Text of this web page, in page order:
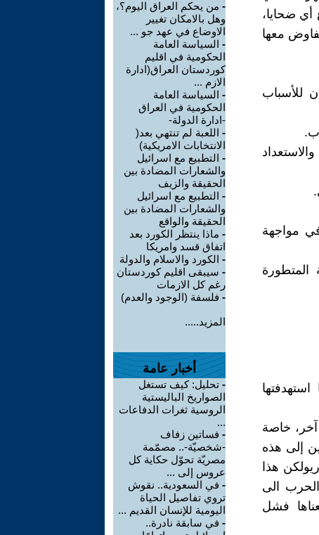
وقوع أي ضحايا،
معها
للأسباب
مواجهة
المتطورة
آخر، خاصة
إلى هذه
هذا
الى
فشل
- من يحكم العراق اليوم؟،
وهل بالامكان تغيير
الاوضاع في عهد جو ...
- السياسة العامة
الحكومية في اقليم
كوردستان العراق(ادارة
الازم ...
- السياسة العامة
الحكومية في العراق
-ادارة الدولة-
- اللعبة لم تنتهي بعد(
الانتخابات الامريكية)
- التطبيع مع اسرائيل
والشعارات المضادة بين
الحقيقة والزيف
- التطبيع مع اسرائيل
والشعارات المضادة بين
الحقيقة والواقع
- ماذا ينتظر الكورد بعد
اتفاق قسد وامريكا
- الكورد والاسلام والدولة
- سيبقى اقليم كوردستان
رغم كل الازمات
- فلسفة (الوجود والعدم)
المزيد.....
أخبار عامة
- تحليل: كيف تستغل
الصواريخ الباليستية
الروسية ثغرات الدفاعات
...
- فساتين زفاف
-شخصيّة-.. مصمّمة
مصريّة تحوّل حكاية كل
عروس إلى ...
- في السعودية.. نقوش
تروي تفاصيل الحياة
اليومية للإنسان القديم ...
- في سابقة نادرة..